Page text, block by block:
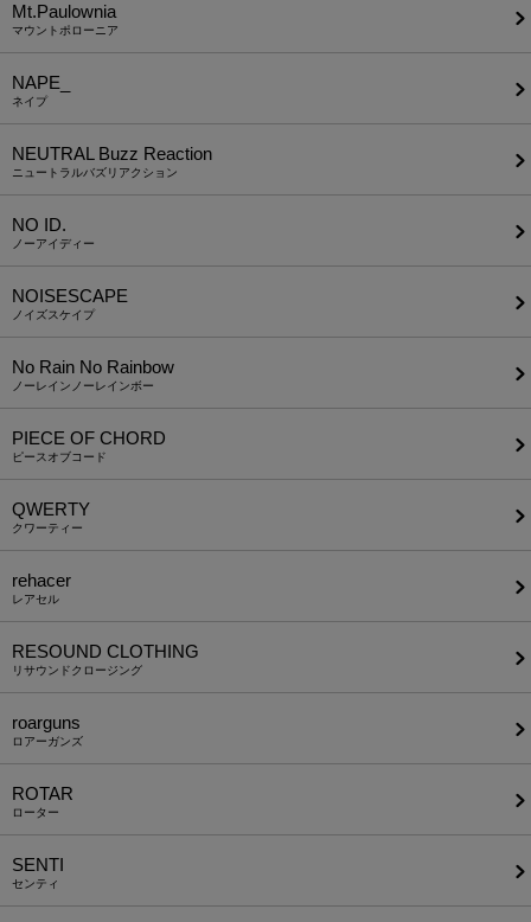
Mt.Paulownia
マウントポローニア
NAPE_
ネイプ
NEUTRAL Buzz Reaction
ニュートラルバズリアクション
NO ID.
ノーアイディー
NOISESCAPE
ノイズスケイプ
No Rain No Rainbow
ノーレインノーレインボー
PIECE OF CHORD
ピースオブコード
QWERTY
クワーティー
rehacer
レアセル
RESOUND CLOTHING
リサウンドクロージング
roarguns
ロアーガンズ
ROTAR
ローター
SENTI
センティ